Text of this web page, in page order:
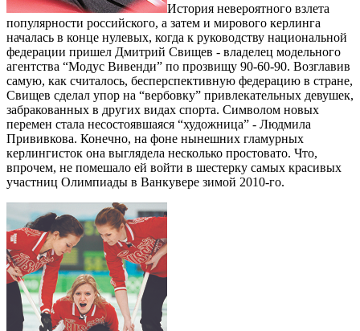
История невероятного взлета
популярности российского, а затем и мирового керлинга
началась в конце нулевых, когда к руководству нацио­нальной
федерации пришел Дмитрий Свищев - владелец модельного
агентства “Модус Вивенди” по прозвищу 90-60-90. Возглавив
самую, как считалось, бесперспективную федерацию в стране,
Свищев сделал упор на “вербовку” привлекательных девушек,
забракованных в других видах спорта. Символом новых
перемен стала несостоявшаяся “художница” - Людмила
Прививкова. Конечно, на фоне нынешних гламурных
керлингисток она выглядела несколько простовато. Что,
впрочем, не помешало ей войти в шестерку самых красивых
участниц Олимпиады в Ванкувере зимой 2010-го.